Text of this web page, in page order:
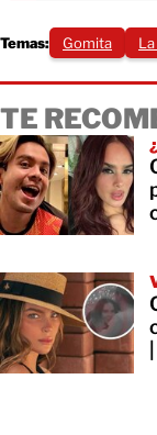
Temas: Gomita
TE